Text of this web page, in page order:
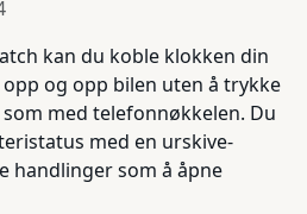
kan du koble klokken din
og opp bilen uten å trykke
med telefonnøkkelen. Du
med en urskive-
handlinger som å åpne